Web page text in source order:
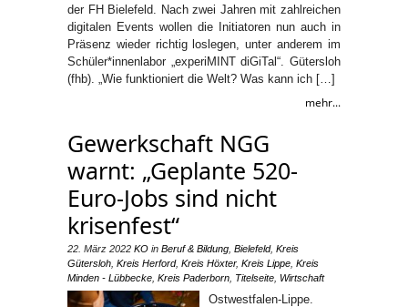
der FH Bielefeld. Nach zwei Jahren mit zahlreichen
digitalen Events wollen die Initiatoren nun auch in
Präsenz wieder richtig loslegen, unter anderem im
Schüler*innenlabor „experiMINT diGiTal“. Gütersloh
(fhb). „Wie funktioniert die Welt? Was kann ich […]
mehr...
Gewerkschaft NGG
warnt: „Geplante 520-
Euro-Jobs sind nicht
krisenfest“
22. März 2022 KO in Beruf & Bildung Bielefeld, Kreis
Gütersloh Kreis Herford, Kreis Höxter, Kreis Lippe Kreis
Minden - Lübbecke Kreis Paderborn Titelseite Wirtschaft
Ostwestfalen-Lippe.